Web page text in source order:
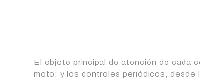
El objeto principal de atención de cada
moto; y los controles periódicos, desde